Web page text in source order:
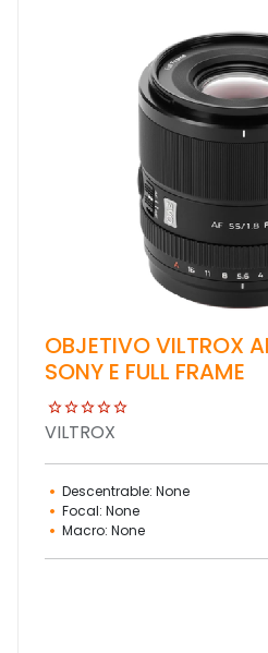
OBJETIVO VILTROX
SONY E FULL FRAME
VILTROX
Descentrable: None
Focal: None
Macro: None